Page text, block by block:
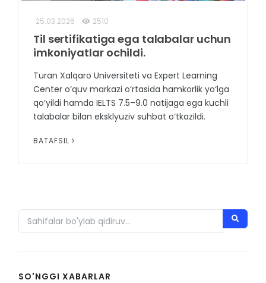
25.03.2026 2510
Til sertifikatiga ega talabalar uchun
imkoniyatlar ochildi.
Turan Xalqaro Universiteti va Expert Learning
Center o‘quv markazi o‘rtasida hamkorlik yo‘lga
qo‘yildi hamda IELTS 7.5–9.0 natijaga ega kuchli
talabalar bilan eksklyuziv suhbat o‘tkazildi.
BATAFSIL
SO'NGGI XABARLAR